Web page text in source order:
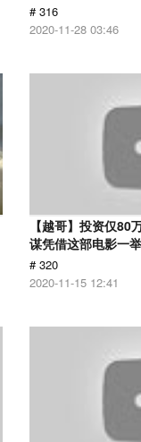
# 316
2020-11-28 03:46
【越哥】投资仅80
谋凭借这部电影一
# 320
2020-11-15 12:41